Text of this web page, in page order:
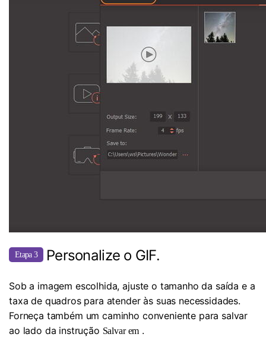
Etapa 3 Personalize o GIF.
Sob a imagem escolhida, ajuste o tamanho da saída e a
taxa de quadros para atender às suas necessidades.
Forneça também um caminho conveniente para salvar
ao lado da instrução Salvar em .